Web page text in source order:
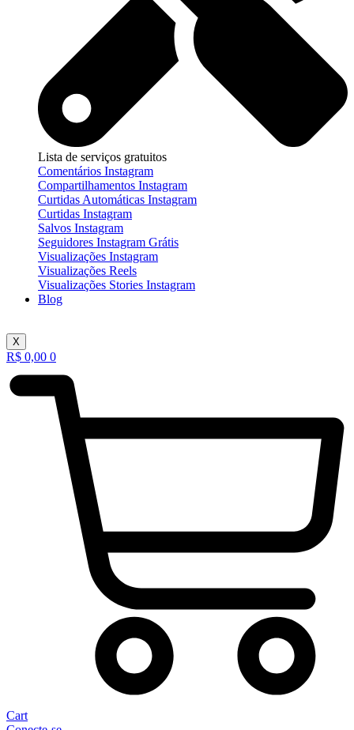
Lista de serviços gratuitos
Comentários Instagram
Compartilhamentos Instagram
Curtidas Automáticas Instagram
Curtidas Instagram
Salvos Instagram
Seguidores Instagram Grátis
Visualizações Instagram
Visualizações Reels
Visualizações Stories Instagram
Blog
X
R$ 0,00 0
Cart